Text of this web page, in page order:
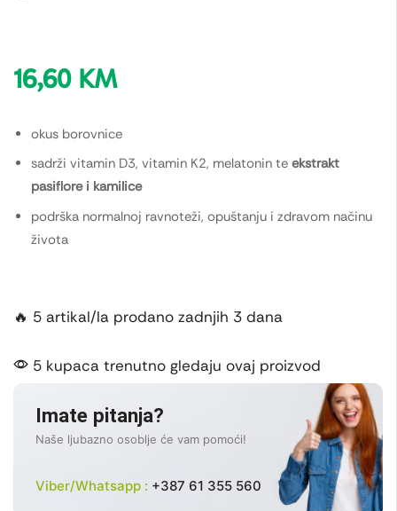
16,60 KM
okus borovnice
sadrži vitamin D3, vitamin K2, melatonin te ekstrakt
pasiflore i kamilice
podrška normalnoj ravnoteži, opuštanju i zdravom načinu
života
🔥 5 artikal/la prodano zadnjih 3 dana
5 kupaca trenutno gledaju ovaj proizvod
Imate pitanja?
Naše ljubazno osoblje će vam pomoći!
Viber/Whatsapp : +387 61 355 560